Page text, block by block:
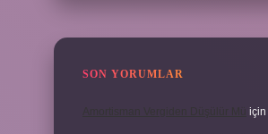
SON YORUMLAR
için